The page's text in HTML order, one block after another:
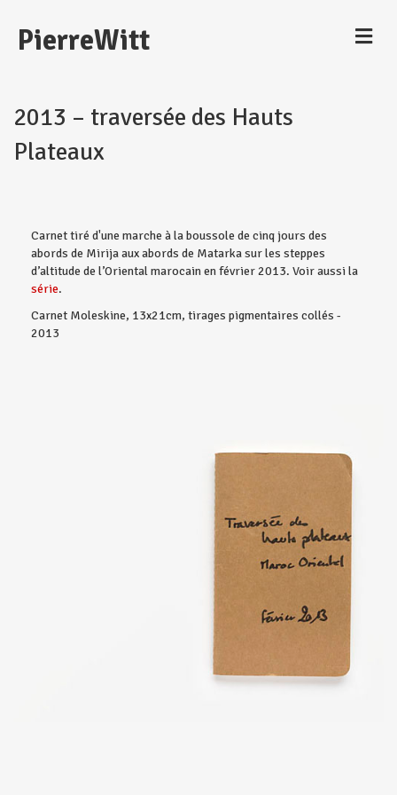
PierreWitt M
e
2013 – traversée des Hauts
Plateaux
Carnet tiré d'une marche à la boussole de cinq jours des
abords de Mirija aux abords de Matarka sur les steppes
d’altitude de l’Oriental marocain en février 2013. Voir aussi la
série.
Carnet Moleskine, 13x21cm, tirages pigmentaires collés -
2013